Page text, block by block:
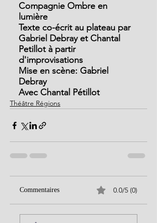
Compagnie Ombre en
lumière
Texte co-écrit au plateau par
Gabriel Debray et Chantal
Petillot à partir
d'improvisations
Mise en scène: Gabriel
Debray
Avec Chantal Pétillot
Théâtre Régions
Commentaires 0.0/5 (0)